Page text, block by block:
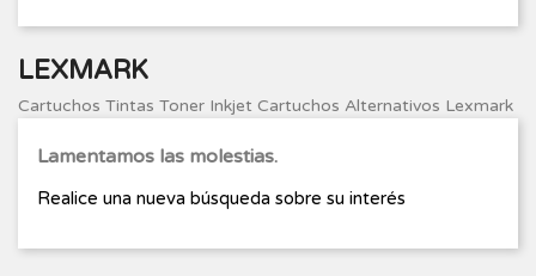
LEXMARK
Cartuchos Tintas Toner Inkjet Cartuchos Alternativos Lexmark
Lamentamos las molestias.
Realice una nueva búsqueda sobre su interés